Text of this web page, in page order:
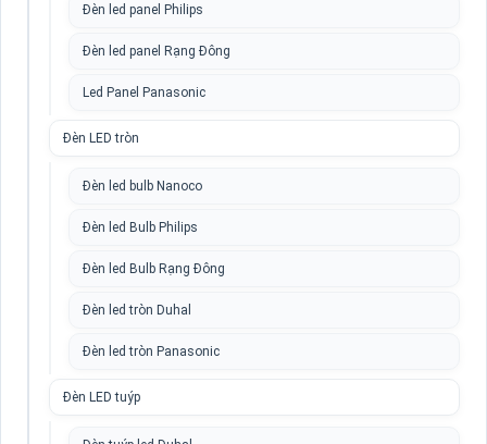
Đèn led panel Philips
Đèn led panel Rạng Đông
Led Panel Panasonic
Đèn LED tròn
Đèn led bulb Nanoco
Đèn led Bulb Philips
Đèn led Bulb Rạng Đông
Đèn led tròn Duhal
Đèn led tròn Panasonic
Đèn LED tuýp